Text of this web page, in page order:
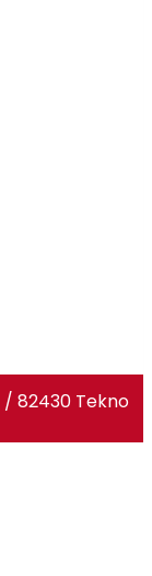
/ 82430 Tekno